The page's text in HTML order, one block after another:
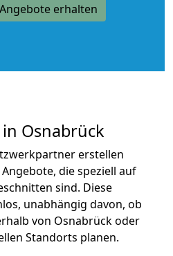
erhalten
Osnabrück
erstellen
die speziell auf
sind. Diese
unabhängig davon, ob
von Osnabrück oder
Standorts planen.